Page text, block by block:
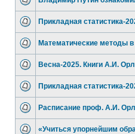
Прикладная статистика-
Математические методы
Весна-2025. Книги А.И.
Прикладная статистика-
Расписание проф. А.И.
«Учиться упорнейшим